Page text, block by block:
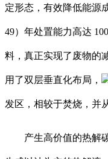
定形态，有效降低能源
49）年处置能力高达
料，真正实现了废物的
用了双层垂直化布局，
发区，相较于焚烧，并
产生高价值的热解碳